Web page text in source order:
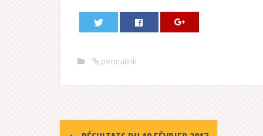
permalink